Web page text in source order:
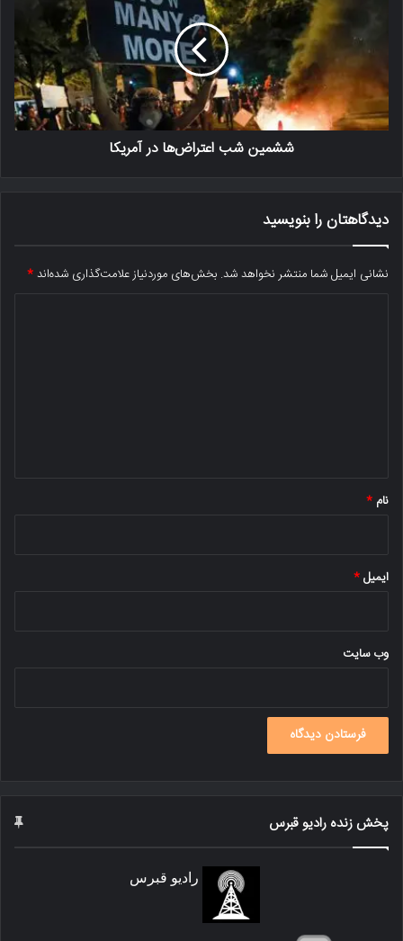
ششمین شب اعتراض‌ها در آمریکا
دیدگاهتان را بنویسید
نشانی ایمیل شما منتشر نخواهد شد. بخش‌های موردنیاز علامت‌گذاری شده‌اند*
نام *
ایمیل*
وب‌ سایت
پخش زنده رادیو قبرس
رادیو قبرس